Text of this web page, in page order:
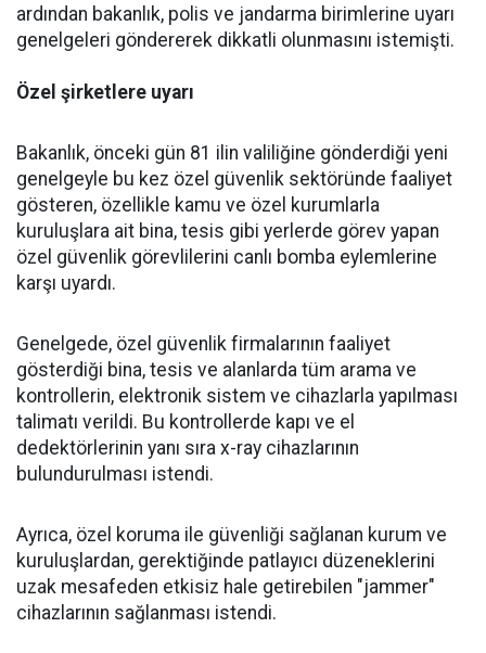
ardından bakanlık, polis ve jandarma birimlerine uyarı
genelgeleri göndererek dikkatli olunmasını istemişti.
Özel şirketlere uyarı
Bakanlık, önceki gün 81 ilin valiliğine gönderdiği yeni
genelgeyle bu kez özel güvenlik sektöründe faaliyet
gösteren, özellikle kamu ve özel kurumlarla
kuruluşlara ait bina, tesis gibi yerlerde görev yapan
özel güvenlik görevlilerini canlı bomba eylemlerine
karşı uyardı.
Genelgede, özel güvenlik firmalarının faaliyet
gösterdiği bina, tesis ve alanlarda tüm arama ve
kontrollerin, elektronik sistem ve cihazlarla yapılması
talimatı verildi. Bu kontrollerde kapı ve el
dedektörlerinin yanı sıra x-ray cihazlarının
bulundurulması istendi.
Ayrıca, özel koruma ile güvenliği sağlanan kurum ve
kuruluşlardan, gerektiğinde patlayıcı düzeneklerini
uzak mesafeden etkisiz hale getirebilen "jammer"
cihazlarının sağlanması istendi.